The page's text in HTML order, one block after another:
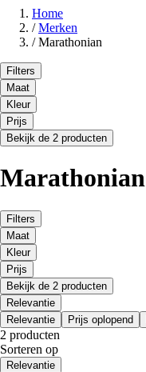
Home
/ Merken
/ Marathonian
Filters
Maat
Kleur
Prijs
Bekijk de 2 producten
Marathonian
Filters
Maat
Kleur
Prijs
Bekijk de 2 producten
Relevantie
Relevantie
Prijs oplopend
2 producten
Sorteren op
Relevantie